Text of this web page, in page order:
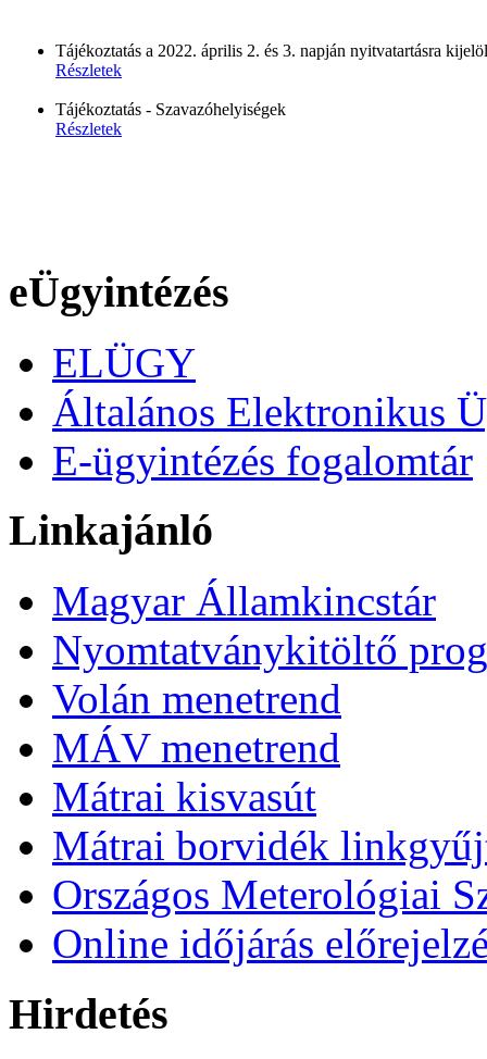
Tájékoztatás a 2022. április 2. és 3. napján nyitvatartásra
Részletek
Tájékoztatás - Szavazóhelyiségek
Részletek
eÜgyintézés
ELÜGY
Általános Elektronikus
E-ügyintézés fogalomtár
Linkajánló
Magyar Államkincstár
Nyomtatványkitöltő
Volán menetrend
MÁV menetrend
Mátrai kisvasút
Mátrai borvidék
Országos Meterológiai
Online időjárás
Hirdetés